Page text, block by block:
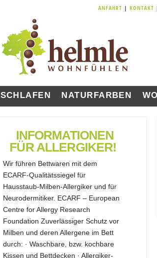
ANFAHRT |KONTAKT
SCHLAFEN NATURFARBEN
INFORMATIONEN
FÜR ALLERGIKER!
Wir führen Bettwaren mit dem
ECARF-Qualitätssiegel für
Hausstaub-Milben-Allergiker und für
Neurodermitiker. ECARF – European
Centre for Allergy Research
Foundation Zuverlässiger Schutz vor
Milben und deren Allergene im Bett
durch: · Waschbare, bzw. kochbare
Kissen und Bettdecken · Allergiker-